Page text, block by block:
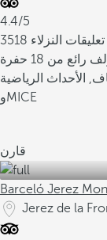
4.4/5
3518 تعليقات النزلاء
ملعب غولف رائع من 18 حفرة
الأحداث الرياضية
وMICE
قارن
Barceló Jerez
Jerez de la